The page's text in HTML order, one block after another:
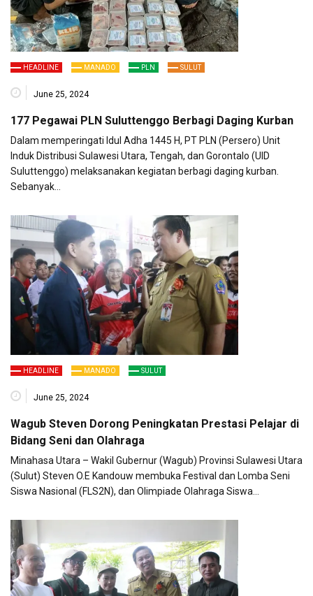
HEADLINE MANADO PLN SULUT
June 25, 2024
177 Pegawai PLN Suluttenggo Berbagi Daging Kurban
Dalam memperingati Idul Adha 1445 H, PT PLN (Persero) Unit
Induk Distribusi Sulawesi Utara, Tengah, dan Gorontalo (UID
Suluttenggo) melaksanakan kegiatan berbagi daging kurban.
Sebanyak…
HEADLINE MANADO SULUT
June 25, 2024
Wagub Steven Dorong Peningkatan Prestasi Pelajar di
Bidang Seni dan Olahraga
Minahasa Utara – Wakil Gubernur (Wagub) Provinsi Sulawesi Utara
(Sulut) Steven O.E Kandouw membuka Festival dan Lomba Seni
Siswa Nasional (FLS2N), dan Olimpiade Olahraga Siswa…